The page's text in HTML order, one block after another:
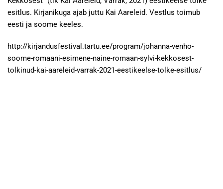
esitlus. Kirjanikuga ajab juttu Kai Aareleid. Vestlus toimub
eesti ja soome keeles.
http://kirjandusfestival.tartu.ee/program/johanna-venho-
soome-romaani-esimene-naine-romaan-sylvi-kekkosest-
tolkinud-kai-aareleid-varrak-2021-eestikeelse-tolke-esitlus/